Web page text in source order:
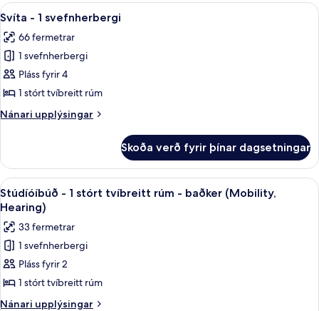
stórt
rúm
Skoða
allar
myndir
fyrir
Svíta
-
1
svefnherbergi
Rúmföt af bestu gerð, dúnsængur,
7
Svíta - 1 svefnherbergi
66 fermetrar
1 svefnherbergi
Pláss fyrir 4
1 stórt tvíbreitt rúm
Nánari upplýsingar
Nánari
-
svefnherbergi
Skoða verð fyrir þínar dagsetningar
Skoða
allar
myndir
fyrir
Stúdíóíbúð
-
1
stórt
Rúmföt af bestu gerð, dúnsængur,
6
Stúdíóíbúð - 1 stórt tvíbreitt rúm - baðker (Mobility,
Hearing)
33 fermetrar
1 svefnherbergi
Pláss fyrir 2
1 stórt tvíbreitt rúm
Nánari upplýsingar
Nánari